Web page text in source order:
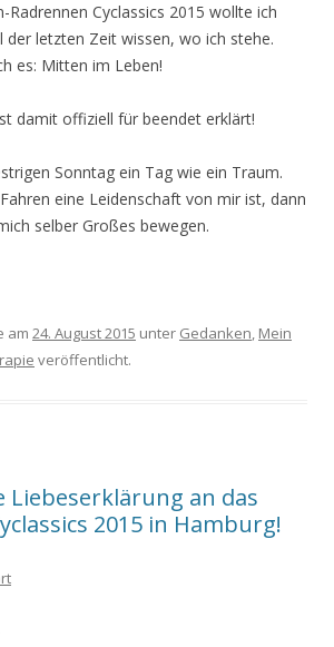
Radrennen Cyclassics 2015 wollte ich
der letzten Zeit wissen, wo ich stehe.
es: Mitten im Leben!
damit offiziell für beendet erklärt!
Sonntag ein Tag wie ein Traum.
eine Leidenschaft von mir ist, dann
selber Großes bewegen.
am 24. August 2015 unter Gedanken, Mein
veröffentlicht.
Liebeserklärung an das
2015 in Hamburg!